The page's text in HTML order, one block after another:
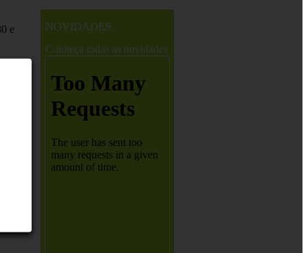
e
NOVIDADES
Conheça todas as novidades